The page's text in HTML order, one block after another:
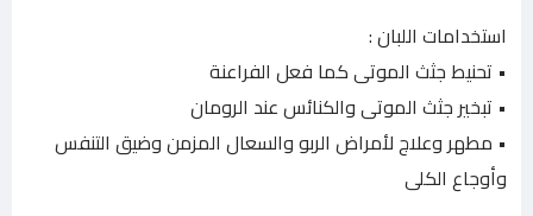
استخدامات اللبان :
• تحنيط جثث الموتى كما فعل الفراعنة
• تبخير جثث الموتى والكنائس عند الرومان
• مطهر وعلاج لأمراض الربو والسعال المزمن وضيق التنفس
وأوجاع الكلى